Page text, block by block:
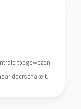
toegewezen
doorschakelt.